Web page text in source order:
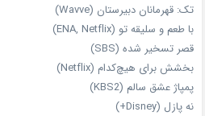
تک: قهرمانان دبیرستان (Wavve)
با طعم و سلیقه تو (ENA, Netflix)
قصر تسخیر شده (SBS)
بخشش برای هیچ‌کدام (Netflix)
پمپاژ عشق سالم (KBS2)
نه پازل (Disney+)